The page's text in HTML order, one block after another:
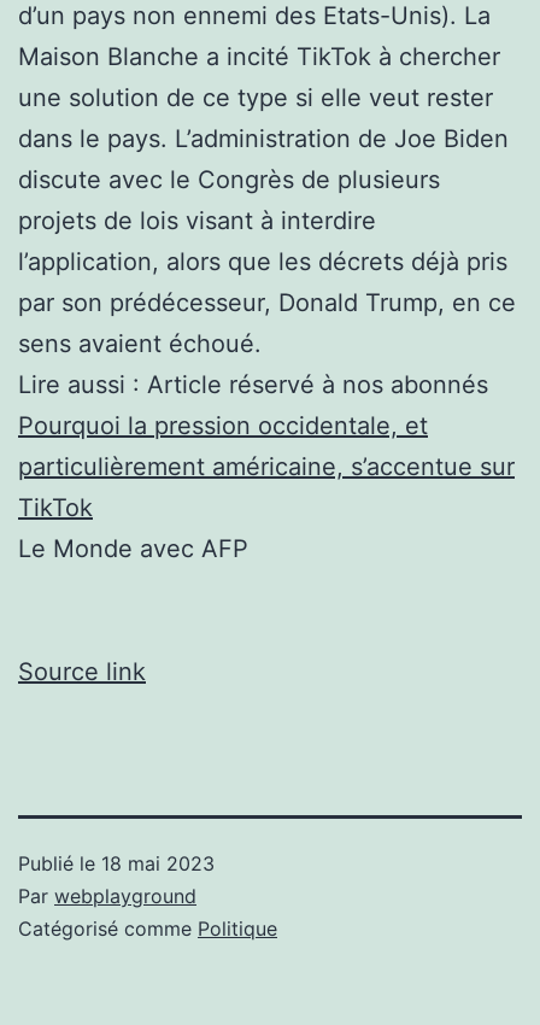
d’un pays non ennemi des Etats-Unis). La
Maison Blanche a incité TikTok à chercher
une solution de ce type si elle veut rester
dans le pays. L’administration de Joe Biden
discute avec le Congrès de plusieurs
projets de lois visant à interdire
l’application, alors que les décrets déjà pris
par son prédécesseur, Donald Trump, en ce
sens avaient échoué.
Lire aussi : Article réservé à nos abonnés
Pourquoi la pression occidentale, et
particulièrement américaine, s’accentue sur
TikTok
Le Monde avec AFP
Source link
Publié le 18 mai 2023
Par webplayground
Catégorisé comme Politique